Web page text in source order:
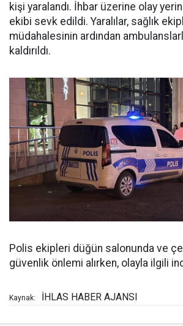
kişi yaralandı. İhbar üzerine olay
ekibi sevk edildi. Yaralılar, sağlık
müdahalesinin ardından
kaldırıldı.
Polis ekipleri düğün salonunda ve
güvenlik önlemi alırken, olayla ilgili
Kaynak: İHLAS HABER AJANSI